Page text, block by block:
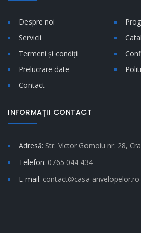
Despre noi
Servicii
Termeni și condiții
Prelucrare date
Contact
INFORMAȚII CONTACT
Adresă: Str. Victor Gomoiu nr. 28,
Telefon: 0765 044 434
E-mail: contact@casa-anvelopelor.ro